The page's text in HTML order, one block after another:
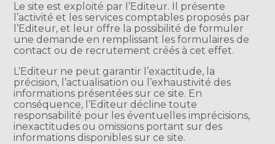
Le site est exploité par l’Editeur. Il présente
l’activité et les services comptables proposés par
l’Editeur, et leur offre la possibilité de formuler
une demande en remplissant les formulaires de
contact ou de recrutement créés à cet effet.
L’Editeur ne peut garantir l’exactitude, la
précision, l’actualisation ou l’exhaustivité des
informations présentées sur ce site. En
conséquence, l’Editeur décline toute
responsabilité pour les éventuelles imprécisions,
inexactitudes ou omissions portant sur des
informations disponibles sur ce site.